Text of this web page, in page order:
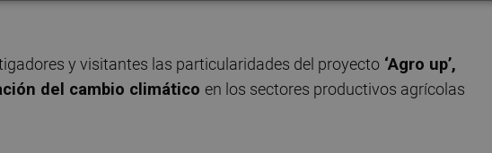
y visitantes las particularidades del proyecto ‘Agro up’,
del cambio climático en los sectores productivos agrícolas